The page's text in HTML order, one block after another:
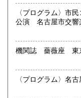
愛知県・岐阜県を
訪問し、見積もり
まずはお気軽にご連
お品物を送料着払
連絡ご送金いたしま
愛知県江南市
上
〈プログラム〉市
公演 名古屋市交響
機関誌 薔薇座 東
〈プログラム〉名